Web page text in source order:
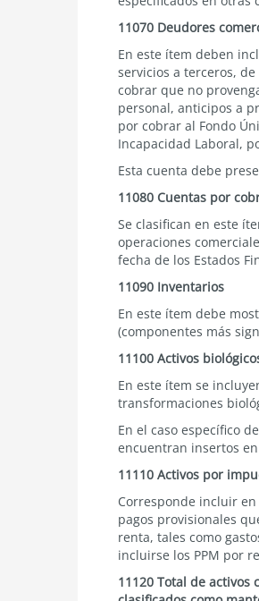
11070 Deudores
En este ítem deben
servicios a terceros,
cobrar que no
personal, anticipos a
por cobrar al Fondo
Incapacidad Laboral,
Esta cuenta debe
11080 Cuentas por
Se clasifican en este
operaciones
fecha de los Estados
11090 Inventarios
En este ítem debe
(componentes más
11100 Activos
En este ítem se
transformaciones
En el caso específico
encuentran insertos
11110 Activos por
Corresponde incluir
pagos provisionales
renta, tales como
incluirse los PPM por
11120 Total de